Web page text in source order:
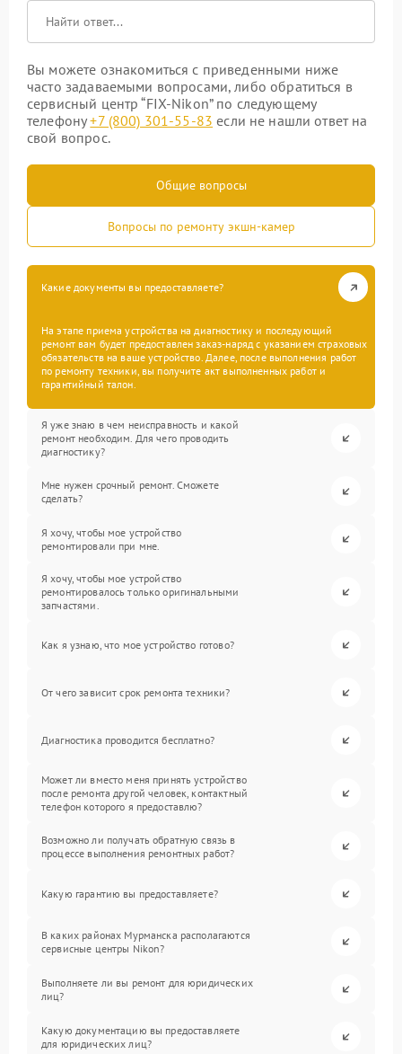
Вы можете ознакомиться с приведенными ниже
часто задаваемыми вопросами, либо обратиться в
сервисный центр “FIX-Nikon” по следующему
телефону+7 (800) 301-55-83 если не нашли ответ на
свой вопрос.
Общие вопросы
Вопросы по ремонту экшн-камер
Какие документы вы предоставляете?
На этапе приема устройства на диагностику и последующий
ремонт вам будет предоставлен заказ-наряд с указанием страховых
обязательств на ваше устройство. Далее, после выполнения работ
по ремонту техники, вы получите акт выполненных работ и
гарантийный талон.
Я уже знаю в чем неисправность и какой
ремонт необходим. Для чего проводить
диагностику?
Мне нужен срочный ремонт. Сможете
сделать?
Я хочу, чтобы мое устройство
ремонтировали при мне.
Я хочу, чтобы мое устройство
ремонтировалось только оригинальными
запчастями.
Как я узнаю, что мое устройство готово?
От чего зависит срок ремонта техники?
Диагностика проводится бесплатно?
Может ли вместо меня принять устройство
после ремонта другой человек, контактный
телефон которого я предоставлю?
Возможно ли получать обратную связь в
процессе выполнения ремонтных работ?
Какую гарантию вы предоставляете?
В каких районах Мурманска располагаются
сервисные центры Nikon?
Выполняете ли вы ремонт для юридических
лиц?
Какую документацию вы предоставляете
для юридических лиц?